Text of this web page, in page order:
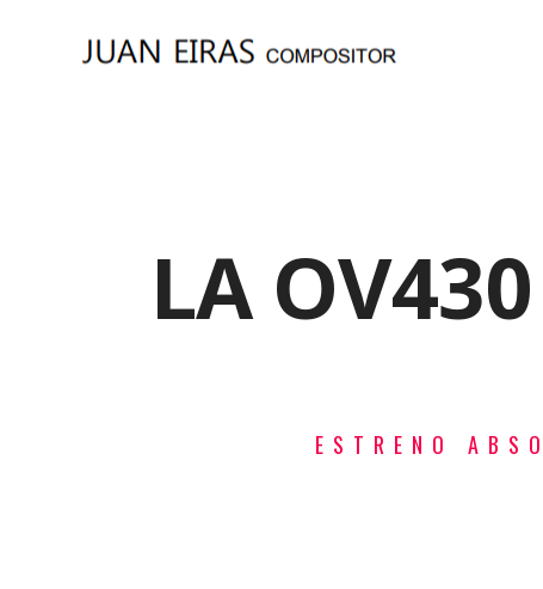
LA
ESTRENO